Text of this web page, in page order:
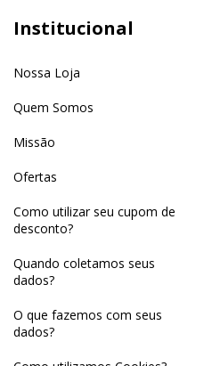
Institucional
Nossa Loja
Quem Somos
Missão
Ofertas
Como utilizar seu cupom de
desconto?
Quando coletamos seus
dados?
O que fazemos com seus
dados?